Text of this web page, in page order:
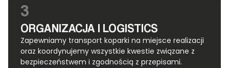
3
ORGANIZACJA I LOGISTICS
Zapewniamy transport koparki na miejsce realizacji
oraz koordynujemy wszystkie kwestie związane z
bezpieczeństwem i zgodnością z przepisami.